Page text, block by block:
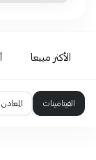
الأكثر مبيعا
الفيتامينات المعادن